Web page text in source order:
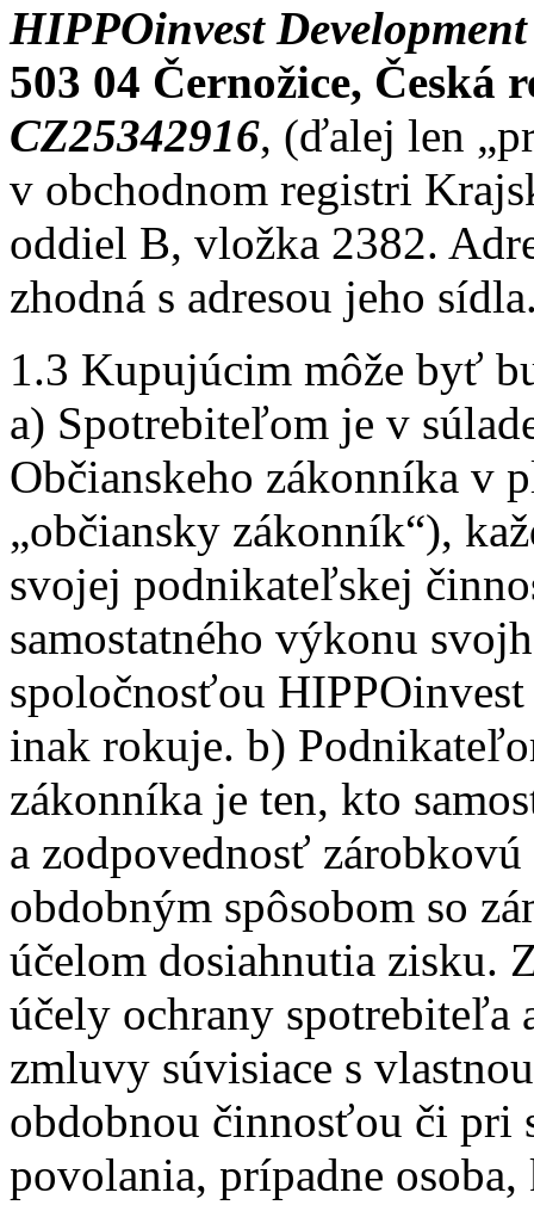
HIPPOinvest
503 04 Černožice, Česká
CZ25342916, (ďalej len
v obchodnom registri
oddiel B, vložka 2382.
zhodná s adresou jeho
1.3 Kupujúcim môže byť
a) Spotrebiteľom je v
Občianskeho zákonníka v
„občiansky zákonník“),
svojej podnikateľskej
samostatného výkonu
spoločnosťou
inak rokuje. b)
zákonníka je ten, kto
a zodpovednosť
obdobným spôsobom so
účelom dosiahnutia zisku.
účely ochrany spotrebiteľa
zmluvy súvisiace s
obdobnou činnosťou či pri
povolania, prípadne